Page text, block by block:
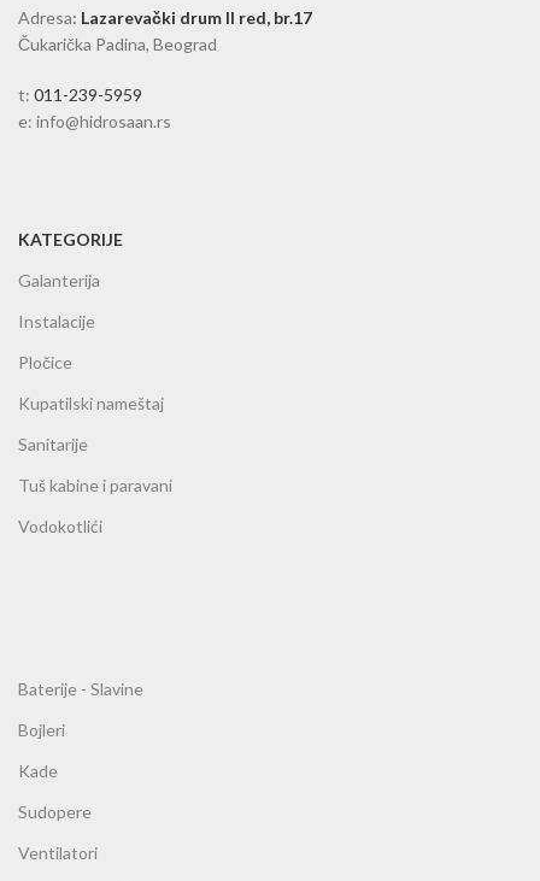
Adresa: Lazarevački drum II red, br.17
Čukarička Padina, Beograd
t: 011-239-5959
e: info@hidrosaan.rs
KATEGORIJE
Galanterija
Instalacije
Pločice
Kupatilski nameštaj
Sanitarije
Tuš kabine i paravani
Vodokotlići
Baterije - Slavine
Bojleri
Kade
Sudopere
Ventilatori